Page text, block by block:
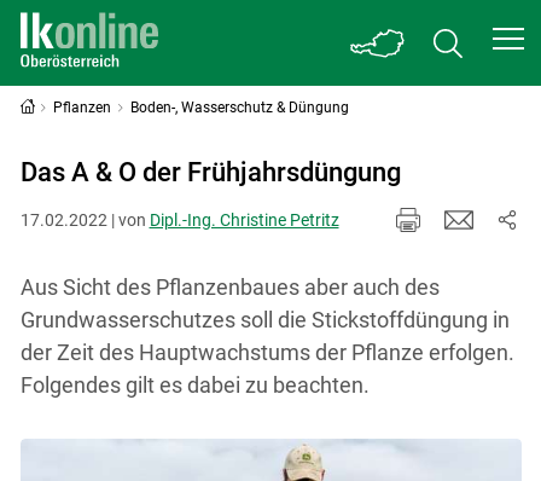
Pflanzen Boden-, Wasserschutz & Düngung
Das A & O der Frühjahrsdüngung
17.02.2022 | von Dipl.-Ing. Christine Petritz
Aus Sicht des Pflanzenbaues aber auch des
Grundwasserschutzes soll die Stickstoffdüngung in
der Zeit des Hauptwachstums der Pflanze erfolgen.
Folgendes gilt es dabei zu beachten.